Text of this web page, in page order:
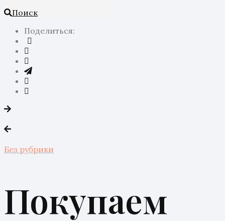
Поиск
Поделиться:
Без рубрики
Покупаем